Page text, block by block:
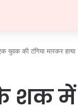
की टंगिया मारकर हत्या
शक में